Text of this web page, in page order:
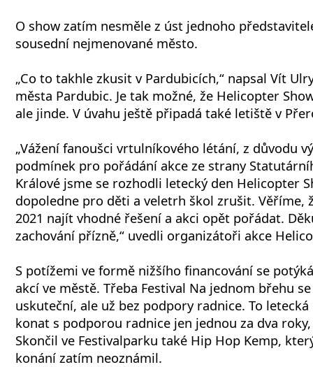
O show zatím nesměle z úst jednoho
sousední nejmenované město.
„Co to takhle zkusit v Pardubicích,“ napsal Vít
města Pardubic. Je tak možné, že Helicopter
ale jinde. V úvahu ještě připadá také letiště v
„Vážení fanoušci vrtulníkového létání, z důvodu
podmínek pro pořádání akce ze strany
Králové jsme se rozhodli letecký den Helicopter
dopoledne pro děti a veletrh škol zrušit. Věříme,
2021 najít vhodné řešení a akci opět pořádat.
zachování přízně,“ uvedli organizátoři akce
S potížemi ve formě nižšího financování se
akcí ve městě. Třeba Festival Na jednom břehu
uskuteční, ale už bez podpory radnice. To
konat s podporou radnice jen jednou za dva
Skončil ve Festivalparku také Hip Hop Kemp,
konání zatím neoznámil.